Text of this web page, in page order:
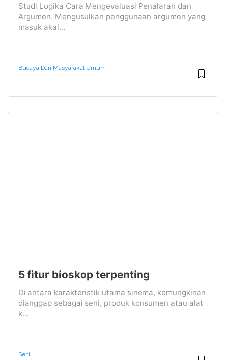
Studi Logika Cara Mengevaluasi Penalaran dan
Argumen. Mengusulkan penggunaan argumen yang
masuk akal...
Budaya Dan Masyarakat Umum
5 fitur bioskop terpenting
Di antara karakteristik utama sinema, kemungkinan
dianggap sebagai seni, produk konsumen atau alat
k...
Seni